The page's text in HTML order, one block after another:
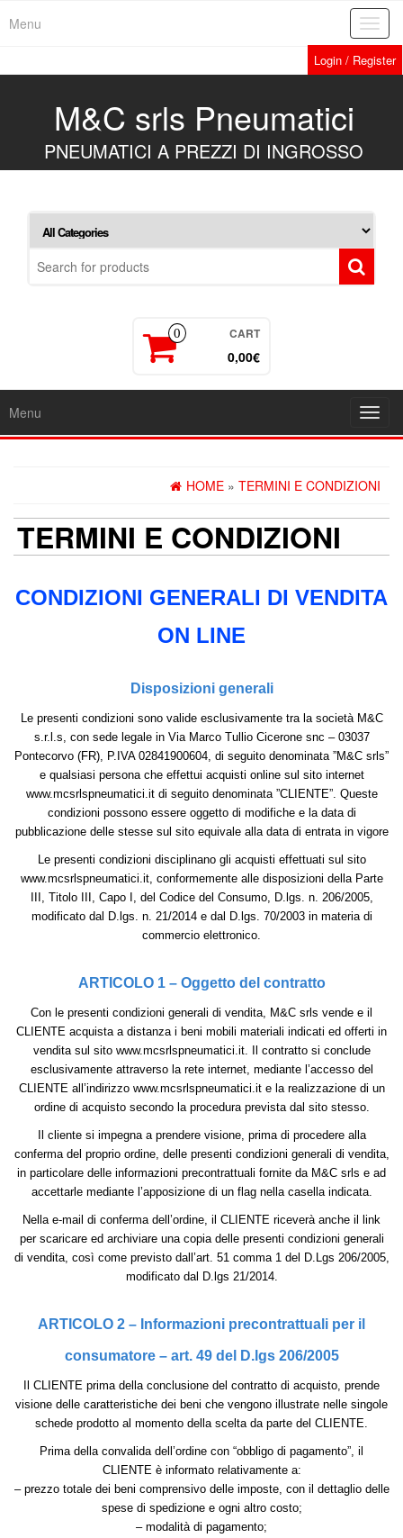
Menu
Login / Register
M&C srls Pneumatici
PNEUMATICI A PREZZI DI INGROSSO
0 CART
0,00€
Menu
HOME » TERMINI E CONDIZIONI
TERMINI E CONDIZIONI
CONDIZIONI GENERALI DI VENDITA
ON LINE
Disposizioni generali
Le presenti condizioni sono valide esclusivamente tra la società M&C
s.r.l.s, con sede legale in Via Marco Tullio Cicerone snc – 03037
Pontecorvo (FR), P.IVA 02841900604, di seguito denominata ”M&C srls”
e qualsiasi persona che effettui acquisti online sul sito internet
www.mcsrlspneumatici.it di seguito denominata ”CLIENTE”. Queste
condizioni possono essere oggetto di modifiche e la data di
pubblicazione delle stesse sul sito equivale alla data di entrata in vigore
Le presenti condizioni disciplinano gli acquisti effettuati sul sito
www.mcsrlspneumatici.it, conformemente alle disposizioni della Parte
III, Titolo III, Capo I, del Codice del Consumo, D.lgs. n. 206/2005,
modificato dal D.lgs. n. 21/2014 e dal D.lgs. 70/2003 in materia di
commercio elettronico.
ARTICOLO 1 – Oggetto del contratto
Con le presenti condizioni generali di vendita, M&C srls vende e il
CLIENTE acquista a distanza i beni mobili materiali indicati ed offerti in
vendita sul sito www.mcsrlspneumatici.it. Il contratto si conclude
esclusivamente attraverso la rete internet, mediante l’accesso del
CLIENTE all’indirizzo www.mcsrlspneumatici.it e la realizzazione di un
ordine di acquisto secondo la procedura prevista dal sito stesso.
Il cliente si impegna a prendere visione, prima di procedere alla
conferma del proprio ordine, delle presenti condizioni generali di vendita,
in particolare delle informazioni precontrattuali fornite da M&C srls e ad
accettarle mediante l’apposizione di un flag nella casella indicata.
Nella e-mail di conferma dell’ordine, il CLIENTE riceverà anche il link
per scaricare ed archiviare una copia delle presenti condizioni generali
di vendita, così come previsto dall’art. 51 comma 1 del D.Lgs 206/2005,
modificato dal D.lgs 21/2014.
ARTICOLO 2 – Informazioni precontrattuali per il
consumatore – art. 49 del D.lgs 206/2005
Il CLIENTE prima della conclusione del contratto di acquisto, prende
visione delle caratteristiche dei beni che vengono illustrate nelle singole
schede prodotto al momento della scelta da parte del CLIENTE.
Prima della convalida dell’ordine con “obbligo di pagamento”, il
CLIENTE è informato relativamente a:
– prezzo totale dei beni comprensivo delle imposte, con il dettaglio delle
spese di spedizione e ogni altro costo;
– modalità di pagamento;